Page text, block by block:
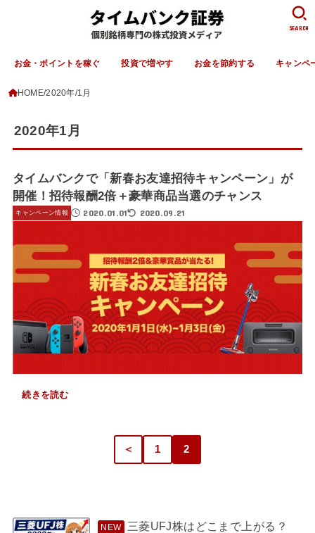
お金・ポイントを稼ぐ 投資で増やす お金を節約する キャンペ
SEARCH
HOME 2020年 1月
2020年1月
タイムバンクで「新春お友達招待キャンペーン」が
開催！招待報酬2倍＋豪華商品当選のチャンス
キャンペーン情報 2020.01.01 2020.09.21
続きを読む
＜ 1 2
三菱UFJ株はどこまで上がる？